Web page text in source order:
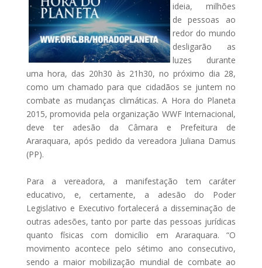
ideia, milhões
de pessoas ao
redor do mundo
desligarão as
luzes durante
uma hora, das 20h30 às 21h30, no próximo dia 28,
como um chamado para que cidadãos se juntem no
combate as mudanças climáticas. A Hora do Planeta
2015, promovida pela organização WWF Internacional,
deve ter adesão da Câmara e Prefeitura de
Araraquara, após pedido da vereadora Juliana Damus
(PP).
Para a vereadora, a manifestação tem caráter
educativo, e, certamente, a adesão do Poder
Legislativo e Executivo fortalecerá a disseminação de
outras adesões, tanto por parte das pessoas jurídicas
quanto físicas com domicílio em Araraquara. “O
movimento acontece pelo sétimo ano consecutivo,
sendo a maior mobilização mundial de combate ao